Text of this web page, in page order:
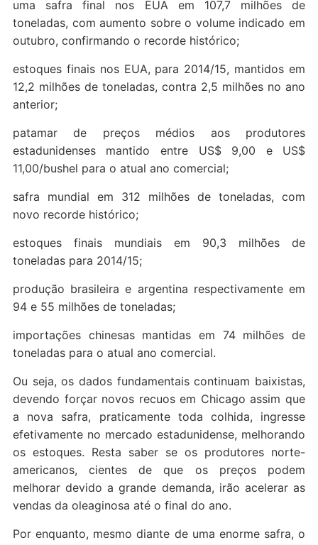
uma safra final nos EUA em 107,7 milhões de
toneladas, com aumento sobre o volume indicado em
outubro, confirmando o recorde histórico;
estoques finais nos EUA, para 2014/15, mantidos em
12,2 milhões de toneladas, contra 2,5 milhões no ano
anterior;
patamar de preços médios aos produtores
estadunidenses mantido entre US$ 9,00 e US$
11,00/bushel para o atual ano comercial;
safra mundial em 312 milhões de toneladas, com
novo recorde histórico;
estoques finais mundiais em 90,3 milhões de
toneladas para 2014/15;
produção brasileira e argentina respectivamente em
94 e 55 milhões de toneladas;
importações chinesas mantidas em 74 milhões de
toneladas para o atual ano comercial.
Ou seja, os dados fundamentais continuam baixistas,
devendo forçar novos recuos em Chicago assim que
a nova safra, praticamente toda colhida, ingresse
efetivamente no mercado estadunidense, melhorando
os estoques. Resta saber se os produtores norte-
americanos, cientes de que os preços podem
melhorar devido a grande demanda, irão acelerar as
vendas da oleaginosa até o final do ano.
Por enquanto, mesmo diante de uma enorme safra, o